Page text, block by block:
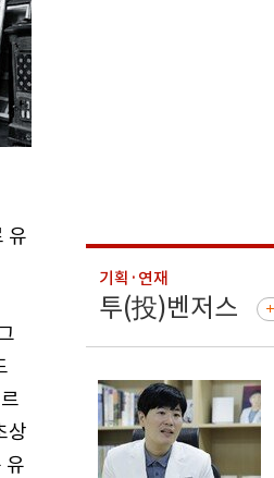
유
상
유
기획·연재
투(投)벤저스